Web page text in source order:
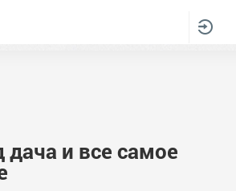
дача и все самое